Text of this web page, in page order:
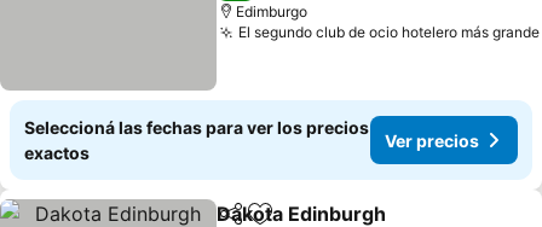
Edimburgo
El segundo club de ocio hotelero más grande
Seleccioná las fechas para ver los precios
exactos
Ver precios
Dakota Edinburgh